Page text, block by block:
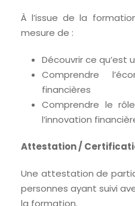
À l’issue de la
mesure de :
Découvrir ce qu’est
Comprendre
financières
Comprendre le
l’innovation
Attestation /
Une attestation de
personnes ayant suivi
la formation.